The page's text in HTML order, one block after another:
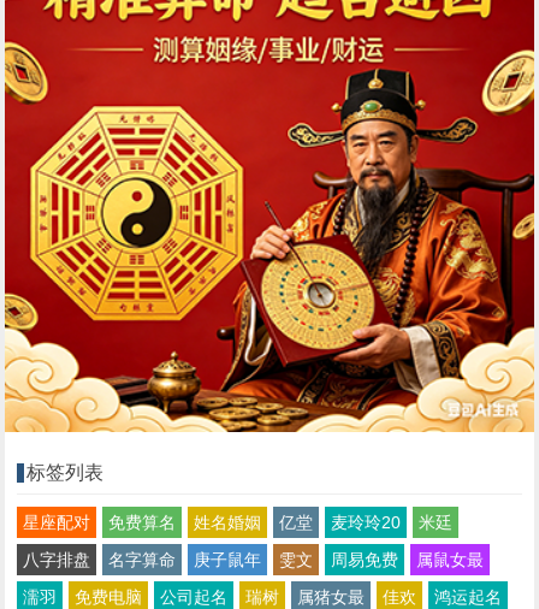
标签列表
星座配对 免费算名 姓名婚姻 亿堂 麦玲玲20
米廷
八字排盘
名字算命 庚子鼠年 雯文 周易免费
属鼠女最
濡羽
免费电脑 公司起名 瑞树 属猪女最 佳欢
鸿运起名